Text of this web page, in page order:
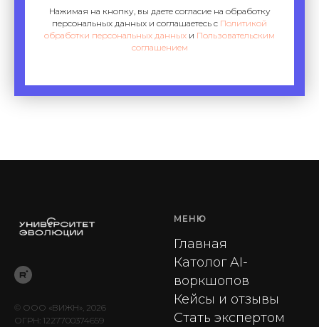
Нажимая на кнопку, вы даете согласие на обработку
персональных данных и соглашаетесь c Политикой
обработки персональных данных и Пользовательским
соглашением
© ООО «ВИЖН», 2026
ОГРН: 1227700374659
МЕНЮ
Главная
Католог AI-
воркшопов
Кейсы и отзывы
Стать экспертом